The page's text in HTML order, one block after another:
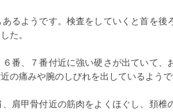
るようです。検査をしていくと首を後
た。
番、７番付近に強い硬さが出ていて、
の痛みや腕のしびれを出しているようで
肩甲骨付近の筋肉をよくほぐし、頚椎